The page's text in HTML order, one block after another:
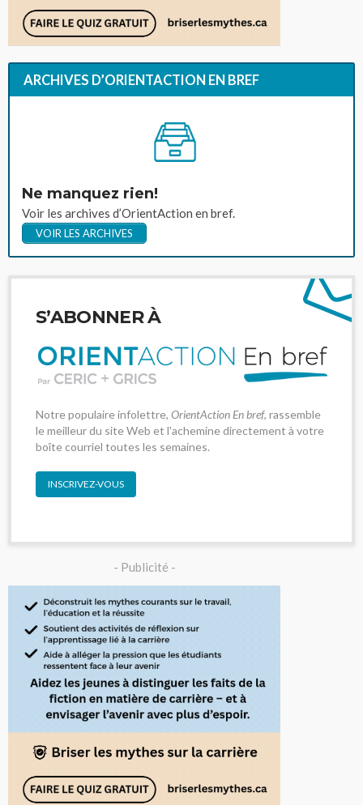
ARCHIVES D’ORIENTACTION EN BREF
Ne manquez rien!
Voir les archives d’OrientAction en bref.
VOIR LES ARCHIVES
S’ABONNER À
Notre populaire infolettre, OrientAction En bref, rassemble
le meilleur du site Web et l'achemine directement à votre
boîte courriel toutes les semaines.
INSCRIVEZ-VOUS
- Publicité -